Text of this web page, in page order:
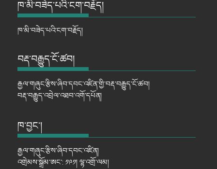
ཁ་མི་བཟེད་པའི་ངག་བརྗོད།
ཁ་མི་བཟེད་པའི་ངག་བརྗོད།
བརྡ་བརྒྱུད་ངོ་ཚབ།
རྒྱལ་གཞུང་རྩིས་ཞིབ་དབང་འཛིན་གྱི་བརྡ་བརྒྱུད་ངོ་ཚབ།
བརྡ་བརྒྱུད་འབྲེལ་འཐབ་འགོ་དཔོན།
ཁ་བྱང་།
རྒྱལ་གཞུང་རྩིས་ཞིབ་དབང་འཛིན།
འགྲེམས་སྒྲོམ་ཨང་: ༡༩༡། ལྷ་འགྲོ་ལམ།